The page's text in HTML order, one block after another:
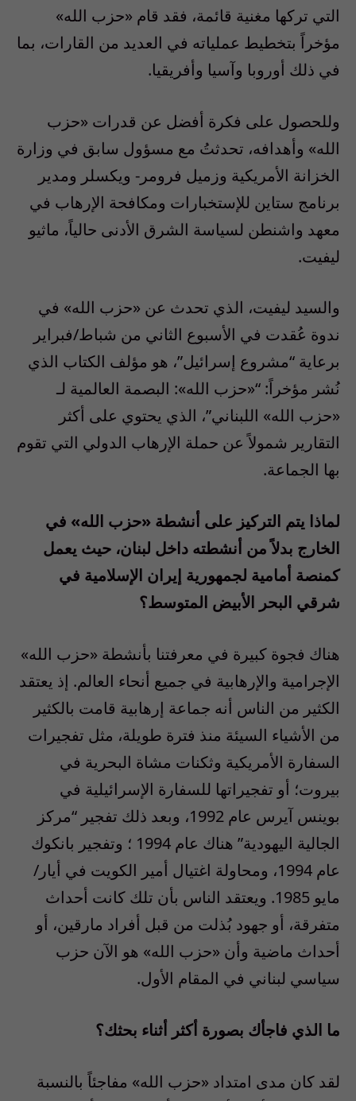
التي تركها مغنية قائمة، فقد قام «حزب الله»
مؤخراً بتخطيط عملياته في العديد من القارات، بما
في ذلك أوروبا وآسيا وأفريقيا.
وللحصول على فكرة أفضل عن قدرات «حزب
الله» وأهدافه، تحدثتُ مع مسؤول سابق في وزارة
الخزانة الأمريكية وزميل فرومر- ويكسلر ومدير
برنامج ستاين للإستخبارات ومكافحة الإرهاب في
معهد واشنطن لسياسة الشرق الأدنى حالياً، ماثيو
ليفيت.
والسيد ليفيت، الذي تحدث عن «حزب الله» في
ندوة عُقدت في الأسبوع الثاني من شباط/فبراير
برعاية “مشروع إسرائيل”، هو مؤلف الكتاب الذي
نُشر مؤخراً: “«حزب الله»: البصمة العالمية لـ
«حزب الله» اللبناني”، الذي يحتوي على أكثر
التقارير شمولاً عن حملة الإرهاب الدولي التي تقوم
بها الجماعة.
لماذا يتم التركيز على أنشطة «حزب الله» في
الخارج بدلاً من أنشطته داخل لبنان، حيث يعمل
كمنصة أمامية لجمهورية إيران الإسلامية في
شرقي البحر الأبيض المتوسط؟
هناك فجوة كبيرة في معرفتنا بأنشطة «حزب الله»
الإجرامية والإرهابية في جميع أنحاء العالم. إذ يعتقد
الكثير من الناس أنه جماعة إرهابية قامت بالكثير
من الأشياء السيئة منذ فترة طويلة، مثل تفجيرات
السفارة الأمريكية وثكنات مشاة البحرية في
بيروت؛ أو تفجيراتها للسفارة الإسرائيلية في
بوينس آيرس عام 1992، وبعد ذلك تفجير “مركز
الجالية اليهودية” هناك عام 1994 ؛ وتفجير بانكوك
عام 1994، ومحاولة اغتيال أمير الكويت في أيار/
مايو 1985. ويعتقد الناس بأن تلك كانت أحداث
متفرقة، أو جهود بُذلت من قبل أفراد مارقين، أو
أحداث ماضية وأن «حزب الله» هو الآن حزب
سياسي لبناني في المقام الأول.
ما الذي فاجأك بصورة أكثر أثناء بحثك؟
لقد كان مدى امتداد «حزب الله» مفاجئاً بالنسبة